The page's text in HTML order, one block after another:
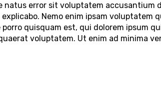
natus error sit voluptatem accusantium
Nemo enim ipsam
quisquam est, qui dolorem ipsum
voluptatem. Ut enim ad minima